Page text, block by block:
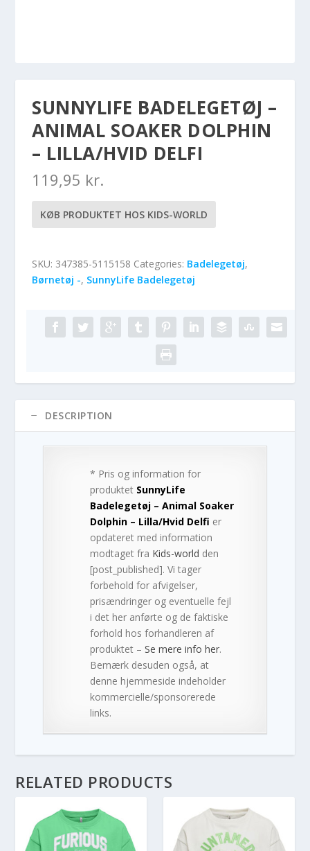
SUNNYLIFE BADELEGETØJ –
ANIMAL SOAKER DOLPHIN
– LILLA/HVID DELFI
119,95 kr.
KØB PRODUKTET HOS KIDS-WORLD
SKU: 347385-5115158 Categories: Badelegetøj,
Børnetøj -, SunnyLife Badelegetøj
DESCRIPTION
* Pris og information for
produktet SunnyLife
Badelegetøj – Animal Soaker
Dolphin – Lilla/Hvid Delfi er
opdateret med information
modtaget fra Kids-world den
[post_published]. Vi tager
forbehold for afvigelser,
prisændringer og eventuelle fejl
i det her anførte og de faktiske
forhold hos forhandleren af
produktet –Se mere info her.
Bemærk desuden også, at
denne hjemmeside indeholder
kommercielle/sponsorerede
links.
RELATED PRODUCTS